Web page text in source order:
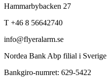
Hammarbybacken 27
T +46 8 56642740
info@flyeralarm.se
Nordea Bank Abp filial i Sverige
Bankgiro-numret: 629-5422